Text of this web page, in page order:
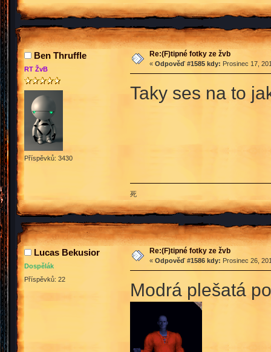
Ben Thruffle
RT ŽvB
Příspěvků: 3430
Re:(F)tipné fotky ze žvb
« Odpověď #1585 kdy: Prosinec 17,
Taky ses na to
死
Lucas Bekusior
Dospělák
Příspěvků: 22
Re:(F)tipné fotky ze žvb
« Odpověď #1586 kdy: Prosinec 26,
Modrá plešatá